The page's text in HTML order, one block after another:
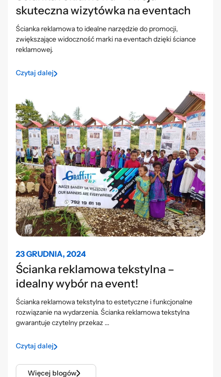
skuteczna wizytówka na eventach
Ścianka reklamowa to idealne narzędzie do promocji,
zwiększające widoczność marki na eventach dzięki ściance
reklamowej.
Czytaj dalej
23 GRUDNIA, 2024
Ścianka reklamowa tekstylna –
idealny wybór na event!
Ścianka reklamowa tekstylna to estetyczne i funkcjonalne
rozwiązanie na wydarzenia. Ścianka reklamowa tekstylna
gwarantuje czytelny przekaz ...
Czytaj dalej
Więcej blogów